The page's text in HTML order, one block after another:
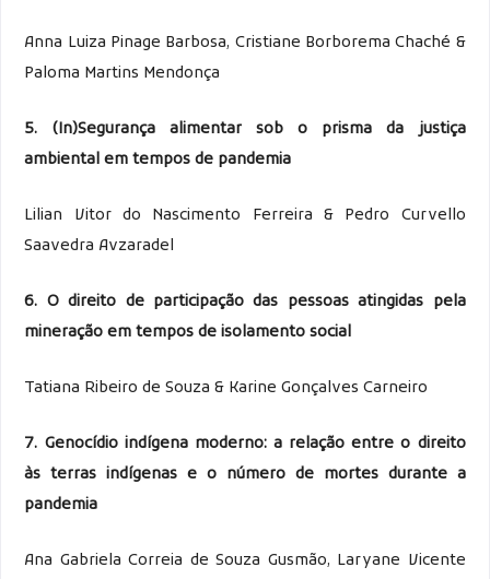
Anna Luiza Pinage Barbosa, Cristiane Borborema Chaché &
Paloma Martins Mendonça
5. (In)Segurança alimentar sob o prisma da justiça
ambiental em tempos de pandemia
Lilian Vitor do Nascimento Ferreira & Pedro Curvello
Saavedra Avzaradel
6. O direito de participação das pessoas atingidas pela
mineração em tempos de isolamento social
Tatiana Ribeiro de Souza & Karine Gonçalves Carneiro
7. Genocídio indígena moderno: a relação entre o direito
às terras indígenas e o número de mortes durante a
pandemia
Ana Gabriela Correia de Souza Gusmão, Laryane Vicente